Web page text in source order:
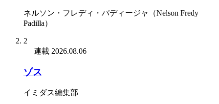
ネルソン・フレディ・パディージャ（Nelson Fredy
Padilla）
2
連載 2026.08.06
ゾス
イミダス編集部